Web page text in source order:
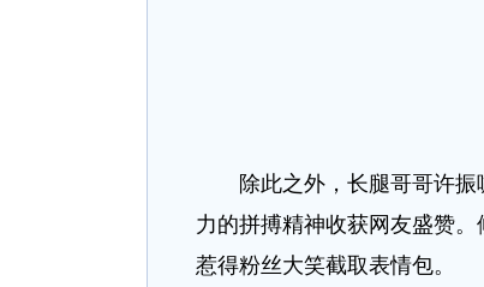
除此之外，长腿哥哥许振
力的拼搏精神收获网友盛赞
惹得粉丝大笑截取表情包。